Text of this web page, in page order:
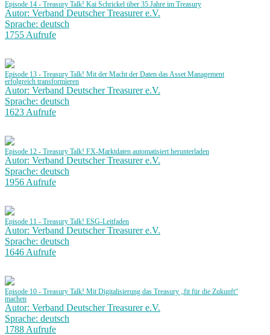
Episode 14 - Treasury Talk! Kai Schrickel über 35 Jahre im Treasury
Autor: Verband Deutscher Treasurer e.V.
Sprache: deutsch
1755 Aufrufe
Episode 13 - Treasury Talk! Mit der Macht der Daten das Asset Management
erfolgreich transformieren
Autor: Verband Deutscher Treasurer e.V.
Sprache: deutsch
1623 Aufrufe
Episode 12 - Treasury Talk! FX-Marktdaten automatisiert herunterladen
Autor: Verband Deutscher Treasurer e.V.
Sprache: deutsch
1956 Aufrufe
Episode 11 - Treasury Talk! ESG-Leitfaden
Autor: Verband Deutscher Treasurer e.V.
Sprache: deutsch
1646 Aufrufe
Episode 10 - Treasury Talk! Mit Digitalisierung das Treasury „fit für die Zukunft“
machen
Autor: Verband Deutscher Treasurer e.V.
Sprache: deutsch
1788 Aufrufe